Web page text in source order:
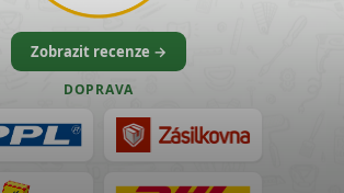
Zobrazit recenze →
DOPRAVA